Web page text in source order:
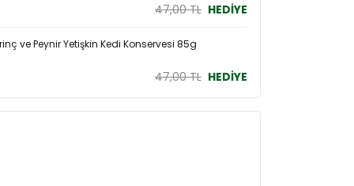
47,00 TL HEDİYE
ve Peynir Yetişkin Kedi Konservesi 85g
47,00 TL HEDİYE